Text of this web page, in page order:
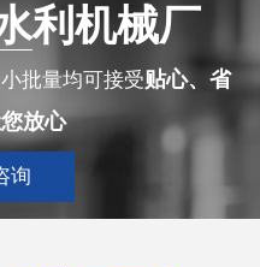
利机械厂
批量均可接受贴心、省
放心
询